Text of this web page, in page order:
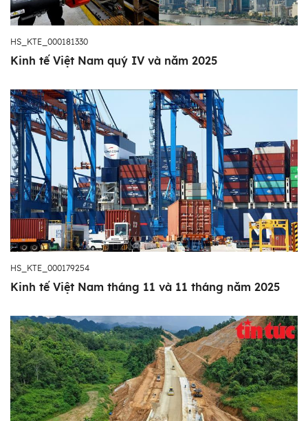
HS_KTE_000181330
Kinh tế Việt Nam quý IV và năm 2025
HS_KTE_000179254
Kinh tế Việt Nam tháng 11 và 11 tháng năm 2025